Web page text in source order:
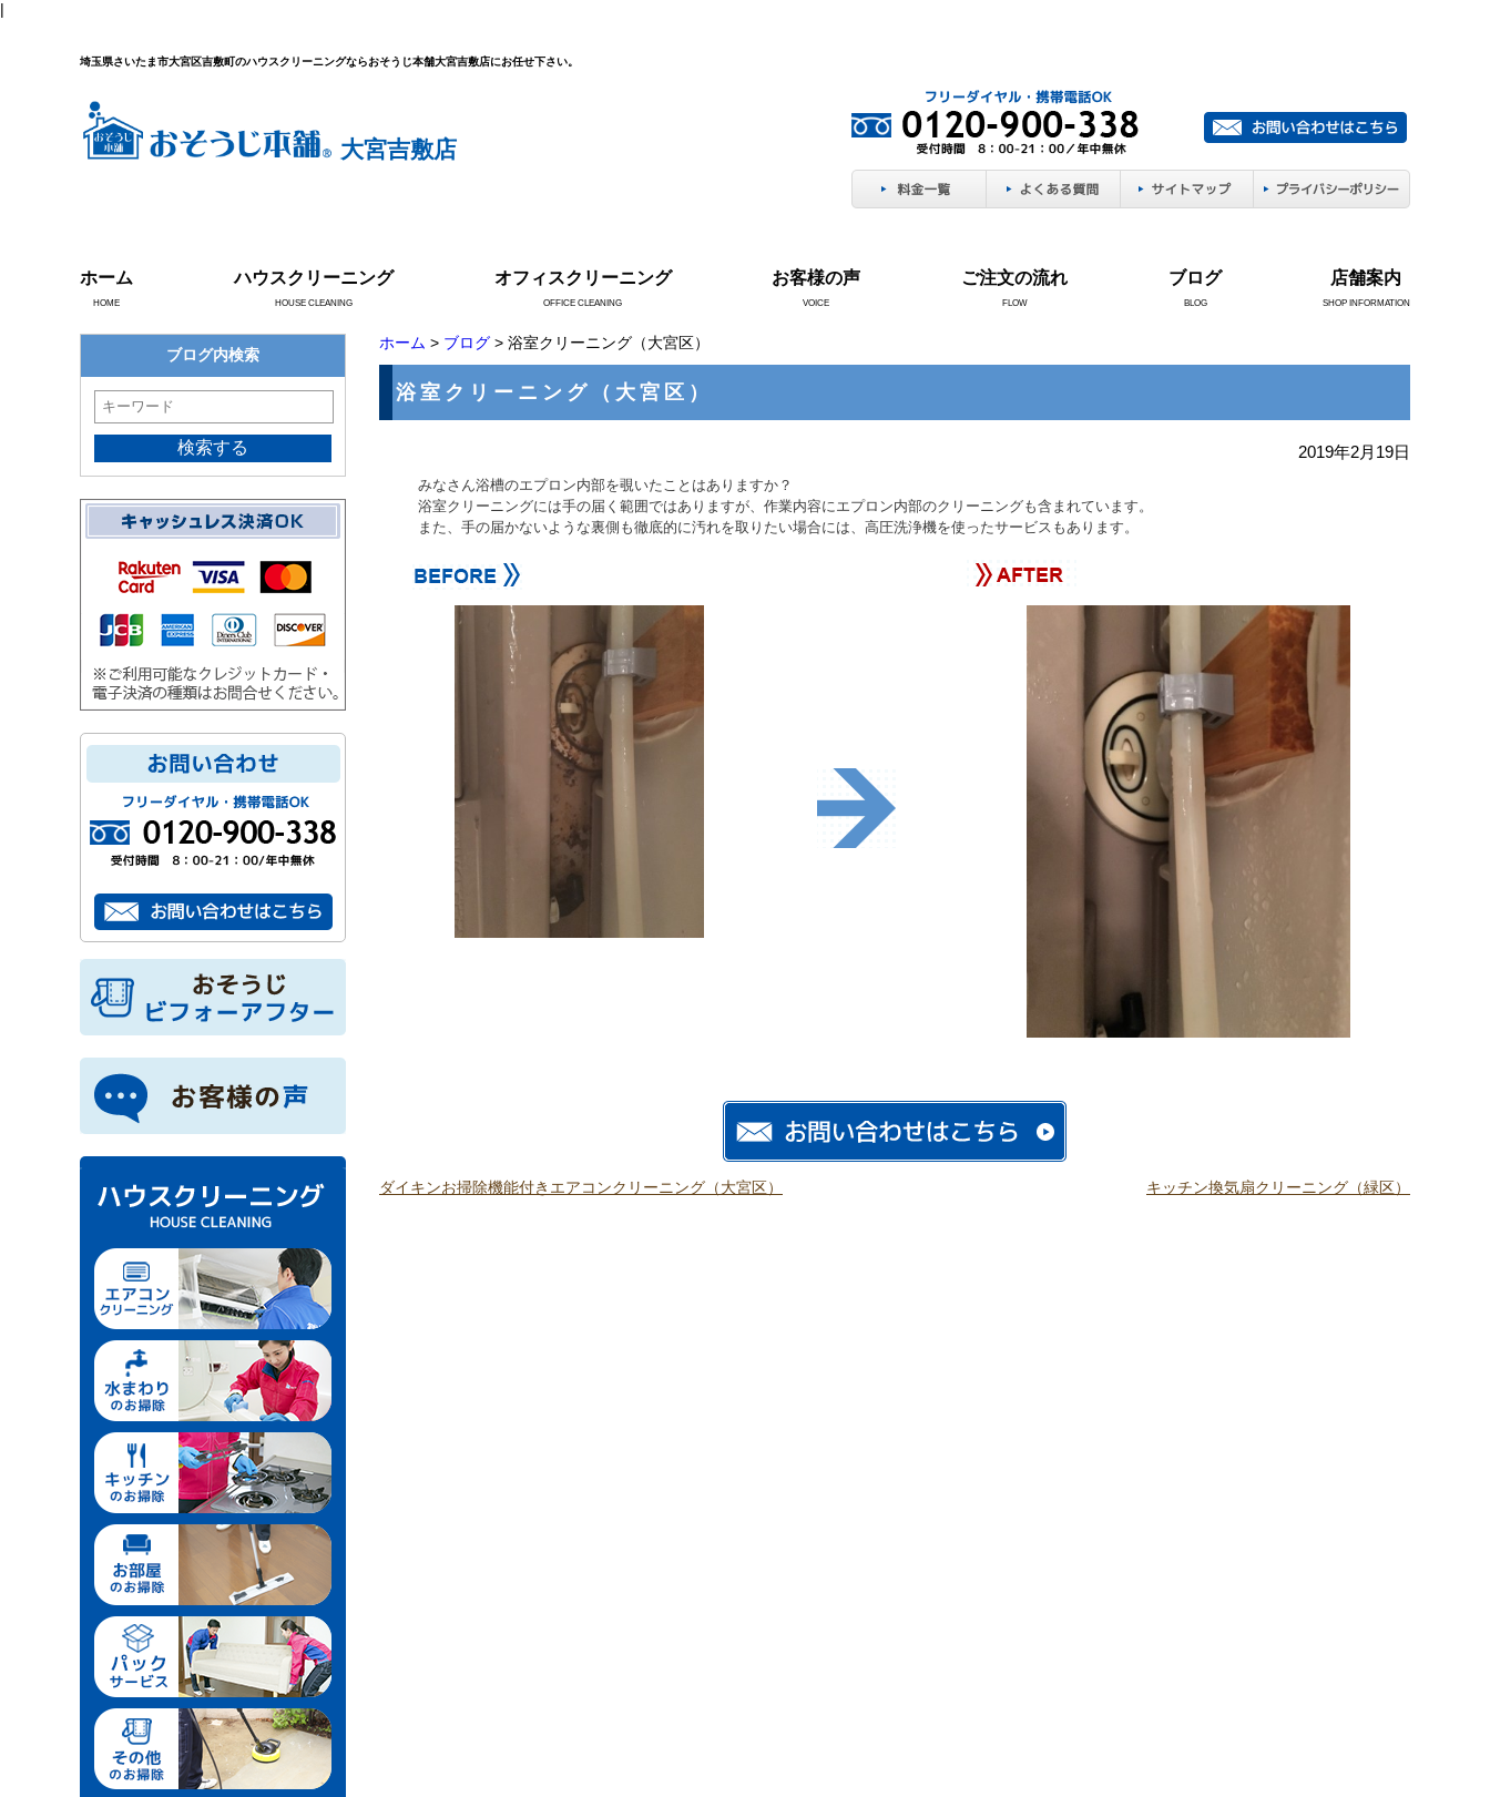
|
埼玉県さいたま市大宮区吉敷町のハウスクリーニングならおそうじ本舗大宮吉敷店にお任せ下さい。
大宮吉敷店
ホーム
HOME
ハウスクリーニング
HOUSE CLEANING
オフィスクリーニング
OFFICE CLEANING
お客様の声
VOICE
ご注文の流れ
FLOW
ブログ
BLOG
店舗案内
SHOP INFORMATION
ホーム > ブログ > 浴室クリーニング（大宮区）
浴室クリーニング（大宮区）
2019年2月19日
みなさん浴槽のエプロン内部を覗いたことはありますか？
浴室クリーニングには手の届く範囲ではありますが、作業内容にエプロン内部のクリーニングも含まれています。
また、手の届かないような裏側も徹底的に汚れを取りたい場合には、高圧洗浄機を使ったサービスもあります。
ダイキンお掃除機能付きエアコンクリーニング（大宮区） キッチン換気扇クリーニング（緑区）
ブログ内検索